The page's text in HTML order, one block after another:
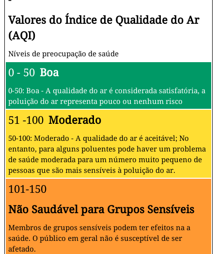
Valores do Índice de Qualidade do Ar
(AQI)
Níveis de preocupação de saúde
0 - 50 Boa
0-50: Boa - A qualidade do ar é considerada satisfatória, a
poluição do ar representa pouco ou nenhum risco
51 -100 Moderado
50-100: Moderado - A qualidade do ar é aceitável; No
entanto, para alguns poluentes pode haver um problema
de saúde moderada para um número muito pequeno de
pessoas que são mais sensíveis à poluição do ar.
101-150
Não Saudável para Grupos Sensíveis
Membros de grupos sensíveis podem ter efeitos na a
saúde. O público em geral não é susceptível de ser
afetado.